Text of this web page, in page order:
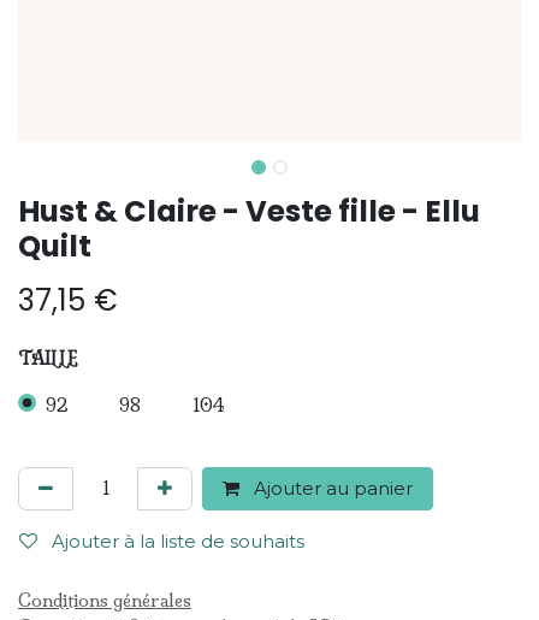
Hust & Claire - Veste fille - Ellu
Quilt
37,15 €
TAILLE
92 98 104
Ajouter au panier
Ajouter à la liste de souhaits
Conditions générales